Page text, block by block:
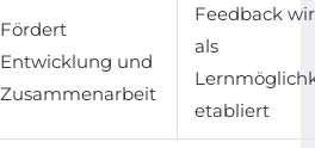
Fördert
Entwicklung und
Zusammenarbeit
Feedback
als
etabliert